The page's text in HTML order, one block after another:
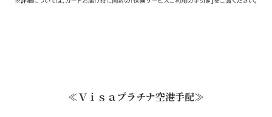
≪Ｖｉｓａプラチナ空港手配≫